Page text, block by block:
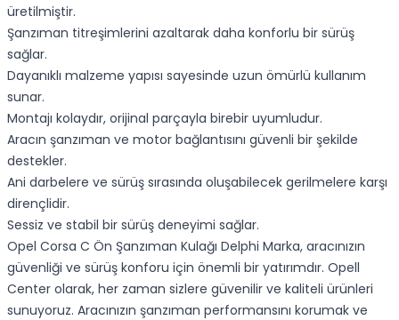
üretilmiştir.
Şanzıman titreşimlerini azaltarak daha konforlu bir sürüş
sağlar.
Dayanıklı malzeme yapısı sayesinde uzun ömürlü kullanım
sunar.
Montajı kolaydır, orijinal parçayla birebir uyumludur.
Aracın şanzıman ve motor bağlantısını güvenli bir şekilde
destekler.
Ani darbelere ve sürüş sırasında oluşabilecek gerilmelere karşı
dirençlidir.
Sessiz ve stabil bir sürüş deneyimi sağlar.
Opel Corsa C Ön Şanzıman Kulağı Delphi Marka, aracınızın
güvenliği ve sürüş konforu için önemli bir yatırımdır. Opell
Center olarak, her zaman sizlere güvenilir ve kaliteli ürünleri
sunuyoruz. Aracınızın şanzıman performansını korumak ve